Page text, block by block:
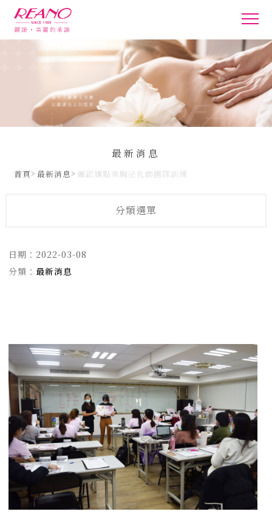
最新消息
首頁 最新消息 麗諾嬌點美胸泌乳師團隊訓練
分類選單
日期： 2022-03-08
分類： 最新消息